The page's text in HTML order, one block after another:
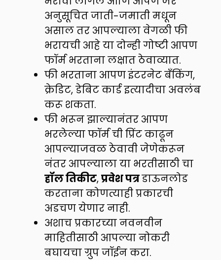
अनुसूचित जाती-जमाती मधून
असाल तर आपल्याला वेगळी फी
भरायची आहे या दोन्ही गोष्टी आपण
फॉर्म भरताना लक्षात ठेवाव्यात.
फी भरताना आपण इंटरनेट बँकिंग,
क्रेडिट, डेबिट कार्ड इत्यादीचा अवलंब
करू शकता.
फी भरून झाल्यानंतर आपण
भरलेल्या फॉर्म ची प्रिंट काढून
आपल्याजवळ ठेवावी जेणेकरून
नंतर आपल्याला या भरतीसाठी चा
हॉल तिकीट,प्रवेश पत्रडाऊनलोड
करताना कोणत्याही प्रकारची
अडचण येणार नाही.
अशाच प्रकारच्या नवनवीन
माहितीसाठी आपल्या नोकरी
बघायचा ग्रुप जॉईन करा.